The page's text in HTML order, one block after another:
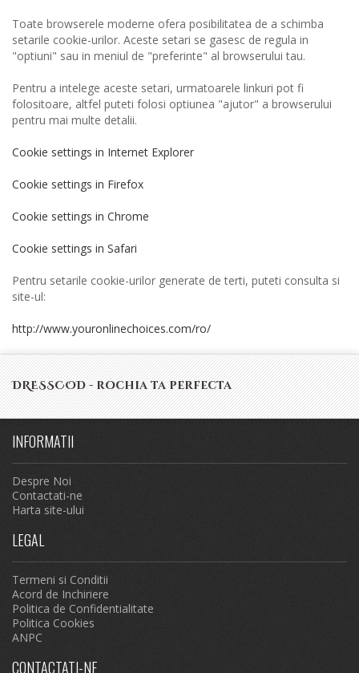
Toate browserele moderne ofera posibilitatea de a schimba
setarile cookie-urilor. Aceste setari se gasesc de regula in
"optiuni" sau in meniul de "preferinte" al browserului tau.
Pentru a intelege aceste setari, urmatoarele linkuri pot fi
folositoare, altfel puteti folosi optiunea "ajutor" a browserului
pentru mai multe detalii.
Cookie settings in Internet Explorer
Cookie settings in Firefox
Cookie settings in Chrome
Cookie settings in Safari
Pentru setarile cookie-urilor generate de terti, puteti consulta si
site-ul:
http://www.youronlinechoices.com/ro/
DRESSCOD - rochia ta perfecta
INFORMATII
Despre Noi
Contactati-ne
Harta site-ului
LEGAL
Termeni si Conditii
Acord de Inchiriere
Politica de Confidentialitate
Politica Cookies
ANPC
CONTACTATI-NE